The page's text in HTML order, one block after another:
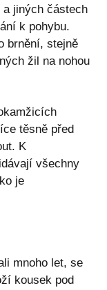
a jiných částech
k pohybu.
brnění, stejně
žil na nohou
těsně před
K
všechny
je
mnoho let, se
kousek pod